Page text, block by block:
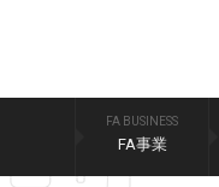
FA BUSINESS
FA事業